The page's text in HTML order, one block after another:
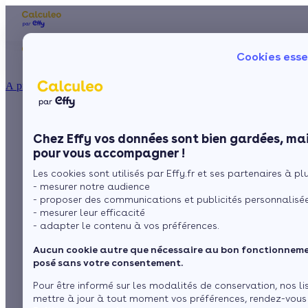
Cookies
Chez Effy vos données sont bien gardées,
pour vous accompagner !
Les cookies sont utilisés par Effy.fr et ses partenaires à
- mesurer notre audience
- proposer des communications et publicités
- mesurer leur efficacité
- adapter le contenu à vos préférences.
Aucun cookie autre que nécessaire au bon
posé sans votre consentement.
Pour être informé sur les modalités de conservation, nos
mettre à jour à tout moment vos préférences, rendez-
À propos
Ma Prime Rénov'
Le chèque énergie
La TVA réduite
L'éco-prêt à taux zéro
Trouver mes aides
Nos conseils
Sol
Fenêtres
Quelle efficacité
énergétique pour la
climatisation ?
Sommaire
Le coefficient de performance comme repère principal